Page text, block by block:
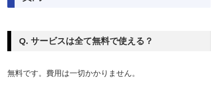
Q. サービスは全て無料で使える？
無料です。費用は一切かかりません。